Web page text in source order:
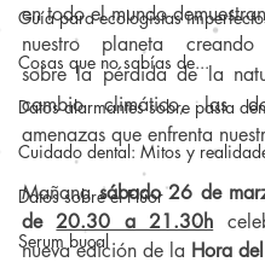
Guía para ecologistas
Cosas que no sabías de...
Datos alarmantes sobre pasta
Cuidado dental: Mitos y
Datos sobre el Flúor
Serum bucal
en todo el mundo
nuestro planeta creando
sobre la pérdida de la
cambio climático, las
amenazas que enfrenta
Mañana sábado 26 de
de 20.30 a 21.30h
nueva edición de la Hora